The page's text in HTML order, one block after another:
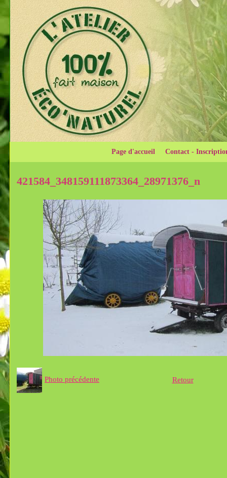
Page d'accueil Contact -
421584_348159111873364_28971376_n
Photo précédente Retour